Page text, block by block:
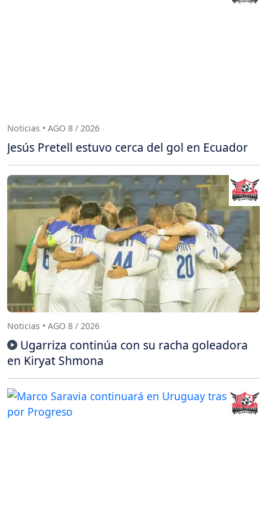
Noticias • AGO 8 / 2026
Jesús Pretell estuvo cerca del gol en Ecuador
Noticias • AGO 8 / 2026
Ugarriza continúa con su racha goleadora
en Kiryat Shmona